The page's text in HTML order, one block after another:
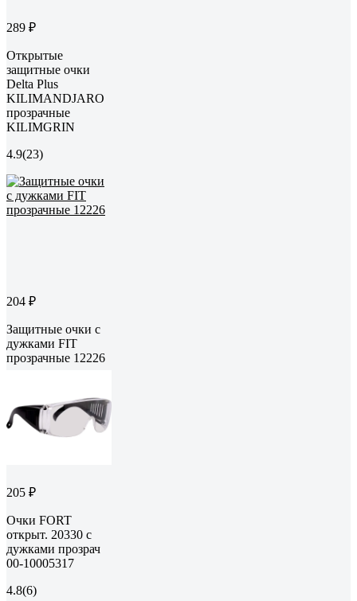
289 ₽
Открытые
защитные очки
Delta Plus
KILIMANDJARO
прозрачные
KILIMGRIN
4.9(23)
204 ₽
Защитные очки с
дужками FIT
прозрачные 12226
205 ₽
Очки FORT
открыт. 20330 с
дужками прозрач
00-10005317
4.8(6)